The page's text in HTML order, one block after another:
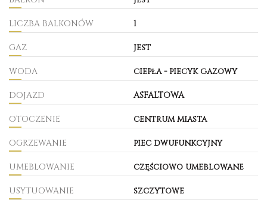
LICZBA BALKONÓW 1
GAZ jest
WODA ciepła - piecyk gazowy
DOJAZD ASFALTOWA
OTOCZENIE centrum miasta
OGRZEWANIE piec dwufunkcyjny
UMEBLOWANIE częściowo umeblowane
USYTUOWANIE szczytowe